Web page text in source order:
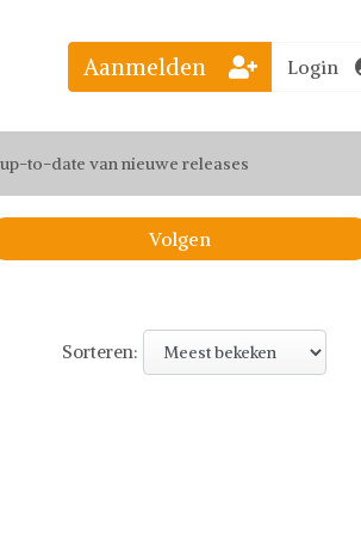
jouw favoriete looks
to-date van nieuwe releases
de leukste items met vrienden
Aanmelden Login
Volgen
Sorteren: